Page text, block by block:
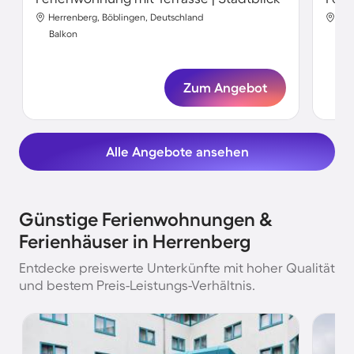
Herrenberg, Böblingen, Deutschland
Balkon
Zum Angebot
Alle Angebote ansehen
Günstige Ferienwohnungen &
Ferienhäuser in Herrenberg
Entdecke preiswerte Unterkünfte mit hoher Qualität
und bestem Preis-Leistungs-Verhältnis.